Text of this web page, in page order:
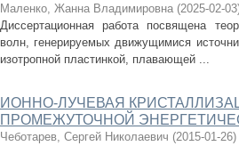
Маленко, Жанна Владимировна (2025-02-03
Диссертационная работа посвящена
волн, генерируемых движущимися
изотропной пластинкой, плавающей ...
ИОННО-ЛУЧЕВАЯ
ПРОМЕЖУТОЧНОЙ
Чеботарев, Сергей Николаевич (2015-01-26)